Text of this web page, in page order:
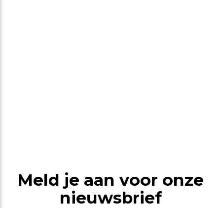
Meld je aan voor onze
nieuwsbrief